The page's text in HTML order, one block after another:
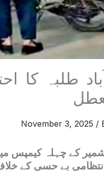
طلبہ کا
November 3, 2025 /
کے چہلہ کیمپس
بے حسی کے